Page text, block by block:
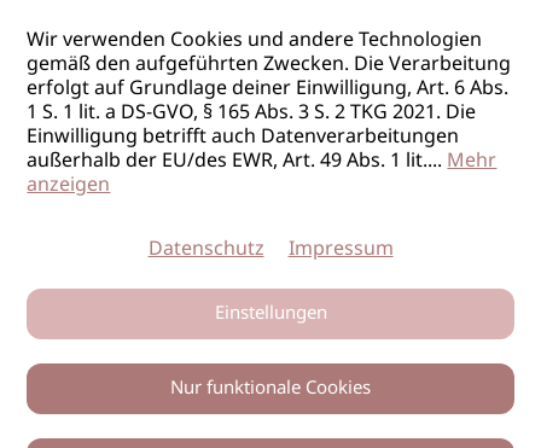
Wir verwenden Cookies und andere Technologien
gemäß den aufgeführten Zwecken. Die Verarbeitung
erfolgt auf Grundlage deiner Einwilligung, Art. 6 Abs.
1 S. 1 lit. a DS-GVO, § 165 Abs. 3 S. 2 TKG 2021. Die
Einwilligung betrifft auch Datenverarbeitungen
außerhalb der EU/des EWR, Art. 49 Abs. 1 lit....Mehr
anzeigen
Datenschutz Impressum
Einstellungen
Nur funktionale Cookies